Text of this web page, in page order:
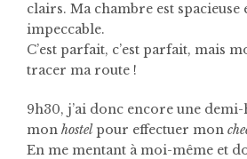
clairs. Ma chambre est spacieuse
impeccable.
C’est parfait, c’est parfait, mais
tracer ma route !
9h30, j’ai donc encore une
mon hostelpour effectuer mon
En me mentant à moi-même et